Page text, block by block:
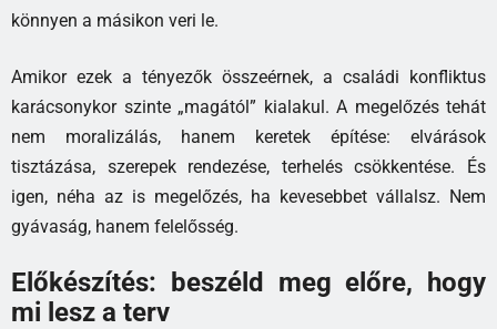
könnyen a másikon veri le.
Amikor ezek a tényezők összeérnek, a családi konfliktus
karácsonykor szinte „magától” kialakul. A megelőzés tehát
nem moralizálás, hanem keretek építése: elvárások
tisztázása, szerepek rendezése, terhelés csökkentése. És
igen, néha az is megelőzés, ha kevesebbet vállalsz. Nem
gyávaság, hanem felelősség.
Előkészítés: beszéld meg előre, hogy
mi lesz a terv